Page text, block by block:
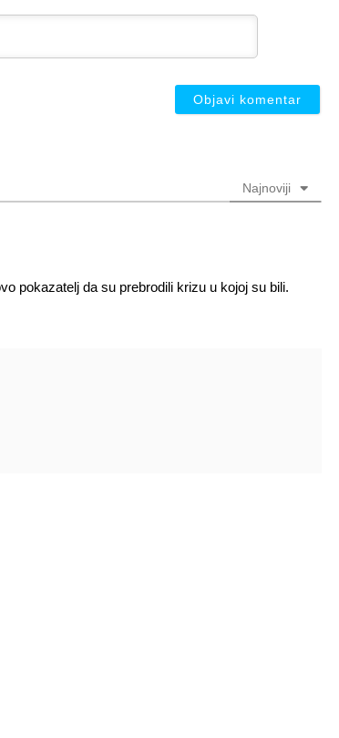
Najnoviji
pokazatelj da su prebrodili krizu u kojoj su bili.